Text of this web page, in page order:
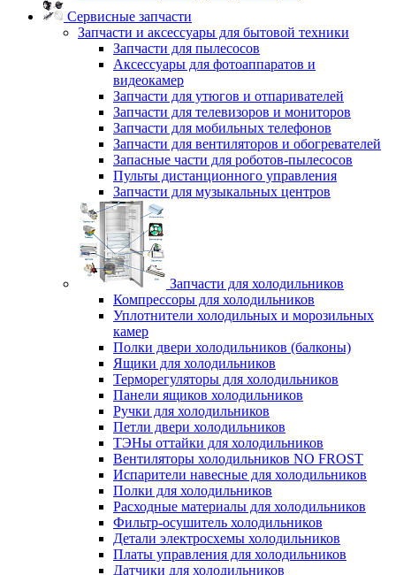
Сервисные запчасти
Запчасти и аксессуары для бытовой техники
Запчасти для пылесосов
Аксессуары для фотоаппаратов и
видеокамер
Запчасти для утюгов и отпаривателей
Запчасти для телевизоров и мониторов
Запчасти для мобильных телефонов
Запчасти для вентиляторов и обогревателей
Запасные части для роботов-пылесосов
Пульты дистанционного управления
Запчасти для музыкальных центров
Запчасти для холодильников
Компрессоры для холодильников
Уплотнители холодильных и морозильных
камер
Полки двери холодильников (балконы)
Ящики для холодильников
Терморегуляторы для холодильников
Панели ящиков холодильников
Ручки для холодильников
Петли двери холодильников
ТЭНы оттайки для холодильников
Вентиляторы холодильников NO FROST
Испарители навесные для холодильников
Полки для холодильников
Расходные материалы для холодильников
Фильтр-осушитель холодильников
Детали электросхемы холодильников
Платы управления для холодильников
Датчики для холодильников